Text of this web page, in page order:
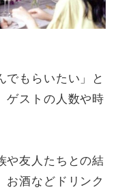
でもらいたい」と
ゲストの人数や時
や友人たちとの結
お酒などドリンク